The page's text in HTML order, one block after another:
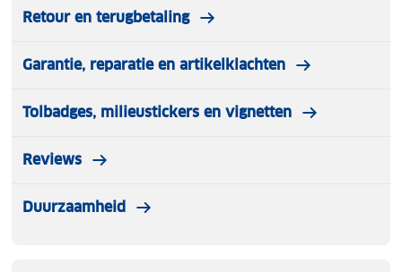
Retour en terugbetaling
Garantie, reparatie en artikelklachten
Tolbadges, milieustickers en vignetten
Reviews
Duurzaamheid